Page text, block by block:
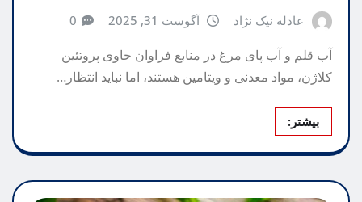
عادله نیک نژاد آگوست 31, 2025 0
آب قلم و آب پای مرغ در منابع فراوان حاوی پروتئین
کلاژن، مواد معدنی و ویتامین هستند، اما نباید انتظار…
بیشتر: